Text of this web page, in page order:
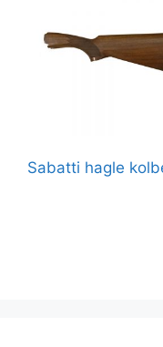
Sabatti hagle